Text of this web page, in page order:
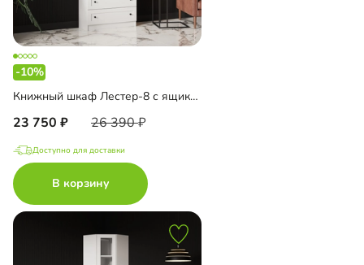
-10%
Книжный шкаф Лестер-8 с ящиками
23 750 26 390
Доступно для доставки
В корзину